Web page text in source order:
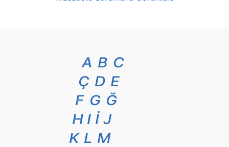
A B C
Ç D E
F G Ğ
H I İ J
K L M